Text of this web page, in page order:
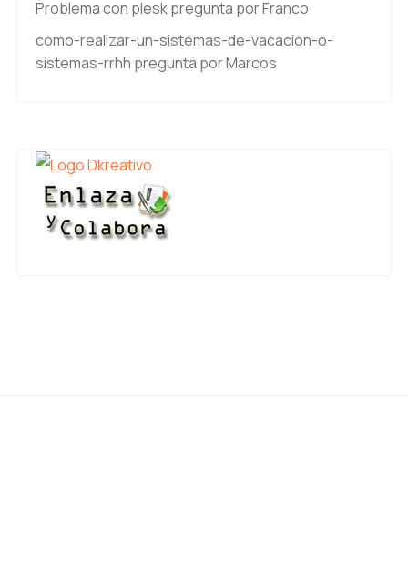
Problema con pleskpregunta por Franco
como-realizar-un-sistemas-de-vacacion-o-
sistemas-rrhh pregunta por Marcos